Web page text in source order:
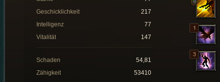
Geschicklichkeit
217
Intelligenz
77
Vitalität
147
Schaden
54,81
Zähigkeit
53410